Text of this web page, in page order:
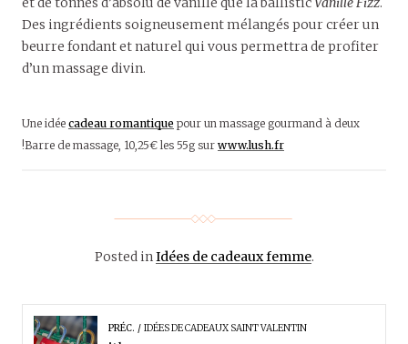
Des ingrédients soigneusement mélangés pour créer un
beurre fondant et naturel qui vous permettra de profiter
d’un massage divin.
Une idée cadeau romantique pour un massage gourmand à deux
!Barre de massage, 10,25€ les 55g sur www.lush.fr
Posted inIdées de cadeaux femme.
PRÉC. IDÉES DE CADEAUX SAINT VALENTIN